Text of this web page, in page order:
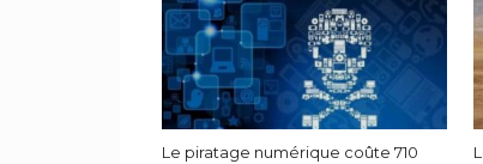
Le piratage numérique coûte 710